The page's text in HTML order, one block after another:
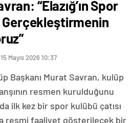
“Elazığ’ın Spor
15 Mayıs 2026 10:37
Başkanı Murat Savran, kulüp
resmen kurulduğunu
ilk kez bir spor kulübü çatısı
resmi faaliyet gösterilecek bir